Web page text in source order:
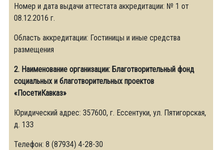
Номер и дата выдачи аттестата аккредитации: № 1 от
08.12.2016 г.
Область аккредитации: Гостиницы и иные средства
размещения
2. Наименование организации: Благотворительный фонд
социальных и благотворительных проектов
«ПосетиКавказ»
Юридический адрес: 357600, г. Ессентуки, ул. Пятигорская,
д. 133
Телефон: 8 (87934) 4-28-30